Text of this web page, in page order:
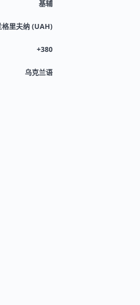
基辅
格里夫纳 (UAH)
+380
乌克兰语